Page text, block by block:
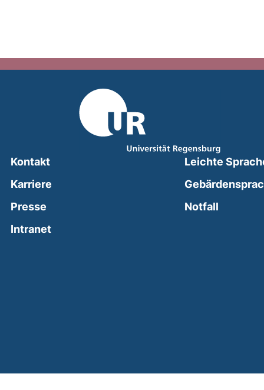
Kontakt
Karriere
Presse
Intranet(external link, opens in a new window)
Leichte
Notfall